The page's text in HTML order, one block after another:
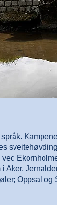
Aker.
Oppsal og